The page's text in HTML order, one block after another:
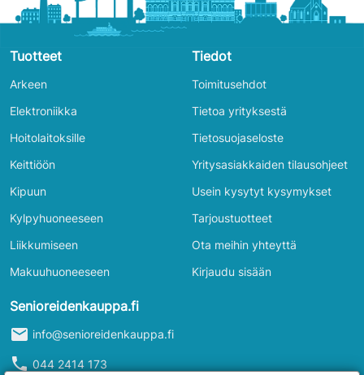
Tuotteet
Arkeen
Elektroniikka
Hoitolaitoksille
Keittiöön
Kipuun
Kylpyhuoneeseen
Liikkumiseen
Makuuhuoneeseen
Tiedot
Toimitusehdot
Tietoa yrityksestä
Tietosuojaseloste
Yritysasiakkaiden tilausohjeet
Usein kysytyt kysymykset
Tarjoustuotteet
Ota meihin yhteyttä
Kirjaudu sisään
Senioreidenkauppa.fi
mail info@senioreidenkauppa.fi
phone 044 2414 173